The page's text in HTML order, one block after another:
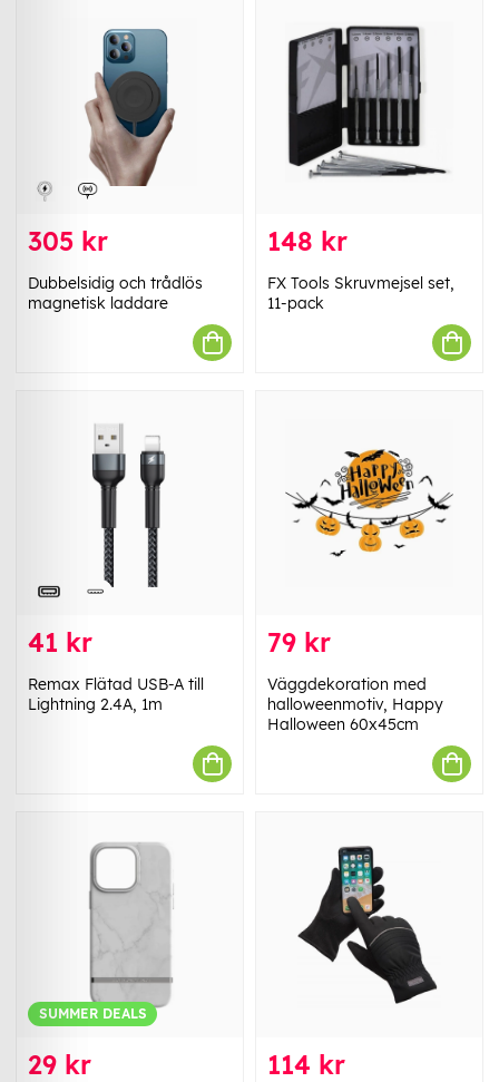
305 kr
Dubbelsidig och trådlös
magnetisk laddare
148 kr
FX Tools Skruvmejsel set,
11-pack
41 kr
Remax Flätad USB-A till
Lightning 2.4A, 1m
79 kr
Väggdekoration med
halloweenmotiv, Happy
Halloween 60x45cm
SUMMER DEALS
29 kr 114 kr